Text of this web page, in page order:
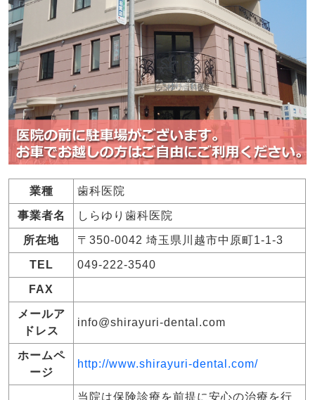
業種 歯科医院
事業者名 しらゆり歯科医院
所在地 〒350-0042 埼玉県川越市中原町1-1-3
TEL 049-222-3540
FAX
メールア
ドレス
info@shirayuri-dental.com
ホームペ
ージ
http://www.shirayuri-dental.com/
当院は保険診療を前提に安心の治療を行